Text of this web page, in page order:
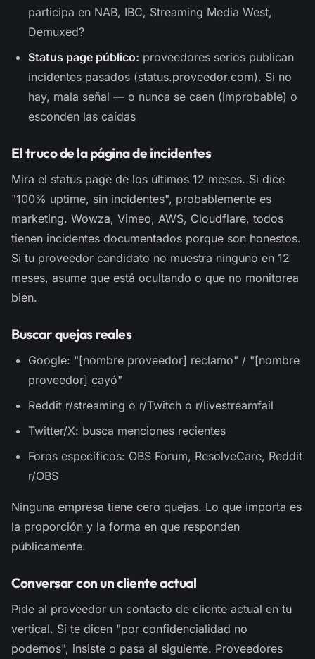
participa en NAB, IBC, Streaming Media West,
Demuxed?
Status page público: proveedores serios publican
incidentes pasados (status.proveedor.com). Si no
hay, mala señal — o nunca se caen (improbable) o
esconden las caídas
El truco de la página de incidentes
Mira el status page de los últimos 12 meses. Si dice
"100% uptime, sin incidentes", probablemente es
marketing. Wowza, Vimeo, AWS, Cloudflare, todos
tienen incidentes documentados porque son honestos.
Si tu proveedor candidato no muestra ninguno en 12
meses, asume que está ocultando o que no monitorea
bien.
Buscar quejas reales
Google: "[nombre proveedor] reclamo" / "[nombre
proveedor] cayó"
Reddit r/streaming o r/Twitch o r/livestreamfail
Twitter/X: busca menciones recientes
Foros específicos: OBS Forum, ResolveCare, Reddit
r/OBS
Ninguna empresa tiene cero quejas. Lo que importa es
la proporción y la forma en que responden
públicamente.
Conversar con un cliente actual
Pide al proveedor un contacto de cliente actual en tu
vertical. Si te dicen "por confidencialidad no
podemos", insiste o pasa al siguiente. Proveedores